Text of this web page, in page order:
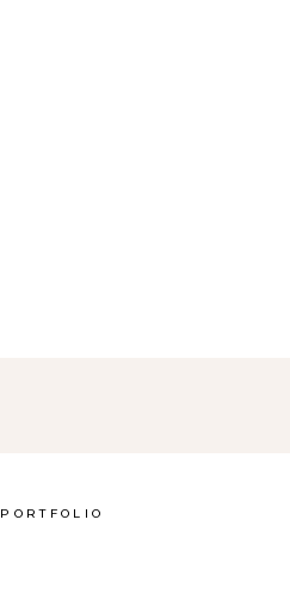
PORTFOLIO